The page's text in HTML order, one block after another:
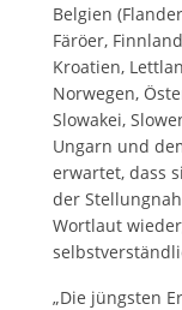
Belgien
Färöer,
Kroatien,
Norwegen,
Slowakei,
Ungarn und
erwartet, dass
der
Wortlaut
„Die jüngsten